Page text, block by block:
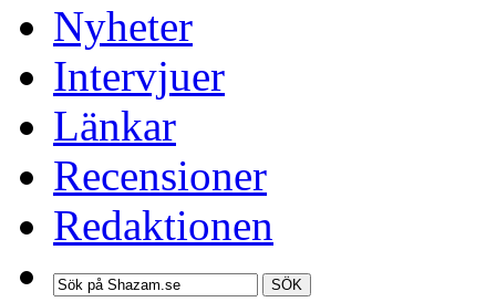
Nyheter
Intervjuer
Länkar
Recensioner
Redaktionen
SÖK